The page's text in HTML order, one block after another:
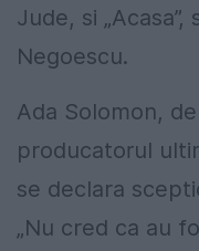
Jude, si
Negoescu.
Ada Solomon,
producatorul
se declara
„Nu cred ca au